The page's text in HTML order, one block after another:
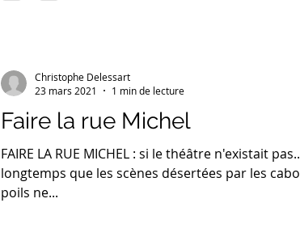
Faire la rue Michel
FAIRE LA RUE MICHEL : si le théâtre n'existait
longtemps que les scènes désertées par les
poils ne...
Christophe Delessart
23 mars 2021
1 min de lecture